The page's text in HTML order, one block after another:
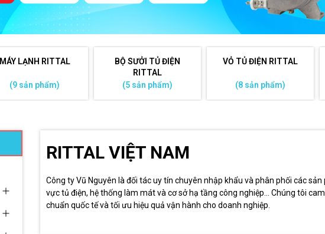
MÁY LẠNH RITTAL
(9 sản phẩm)
BỘ SƯỞI TỦ ĐIỆN
RITTAL
(5 sản phẩm)
VỎ TỦ ĐIỆN RITTAL
(8 sản phẩm)
RITTAL VIỆT NAM
Công ty Vũ Nguyên là đối tác uy tín chuyên nhập khẩu và phân phối các
vực tủ điện, hệ thống làm mát và cơ sở hạ tầng công nghiệp... Chúng tôi
chuẩn quốc tế và tối ưu hiệu quả vận hành cho doanh nghiệp.